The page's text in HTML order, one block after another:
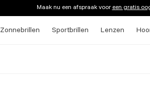
Maak nu een afspraak vooreen gratis
Zonnebrillen Sportbrillen Lenzen